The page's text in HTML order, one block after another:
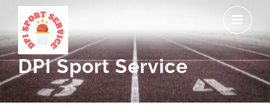
content
DPI Sport Service